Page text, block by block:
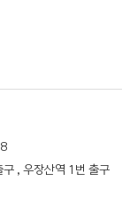
구 , 우장산역 1번 출구